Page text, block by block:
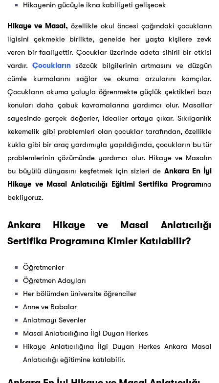
Hikayenin gücüyle ikna kabiliyeti gelişecek
Hikaye ve Masal, özellikle okul öncesi çağındaki çocukların
ilgisini çekmekle birlikte, genelde her yaşta kişilere zevk
veren bir faaliyettir. Çocuklar üzerinde adeta sihirli bir etkisi
vardır. Çocukların sözcük bilgilerinin artmasını ve düzgün
cümle kurmalarını sağlar ve okuma arzularını kamçılar.
Çocukların okuma yoluyla öğrenmekte güçlük çektikleri bazı
konuları daha çabuk kavramalarına yardımcı olur. Masallar
sayesinde gerçek değerler, idealler ortaya çıkar. Sıkılganlık
kekemelik gibi problemleri olan çocuklar tarafından, özellikle
kukla gibi bir araç yardımıyla yapıldığında, çocukların bu tür
problemlerinin çözümünde yardımcı olur. Hikaye ve Masalın
bu büyülü dünyasını keşfetmek için sizleri de Ankara En İyi
Hikaye ve Masal Anlatıcılığı Eğitimi Sertifika Programına
bekliyoruz.
Ankara Hikaye ve Masal Anlatıcılığı
Sertifika Programına Kimler Katılabilir?
Öğretmenler
Öğretmen Adayları
Her bölümden üniversite öğrenciler
Anne ve Babalar
Anlatmayı Sevenler
Masal Anlatıcılığına İlgi Duyan Herkes
Hikaye Anlatıcılığına İlgi Duyan Herkes Ankara Masal
Anlatıcılığı eğitimine katılabilir.